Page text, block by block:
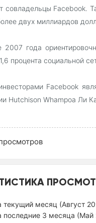
совладельцы Facebook.
двух миллиардов
2007 года
процента социальной
Facebook
Hutchison Whampoa Ли
текущий месяц (Август
последние 3 месяца